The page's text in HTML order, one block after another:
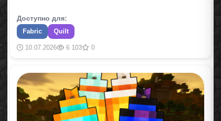
Доступно для:
Fabric Quilt
10.07.2026 6 103 0